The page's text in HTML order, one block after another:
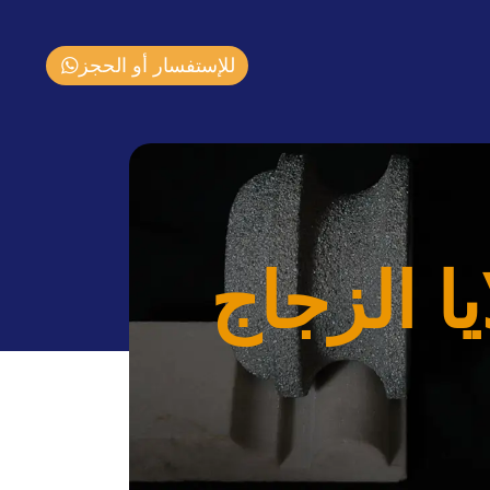
للإستفسار أو الحجز
الزجاج